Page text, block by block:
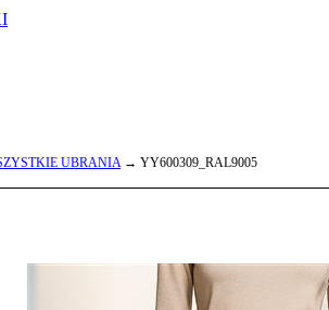
UBRANIA→ YY600309_RAL9005